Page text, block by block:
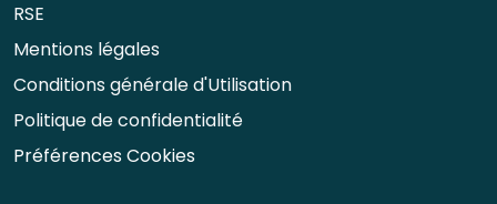
RSE
Mentions légales
Conditions générale d'Utilisation
Politique de confidentialité
Préférences Cookies